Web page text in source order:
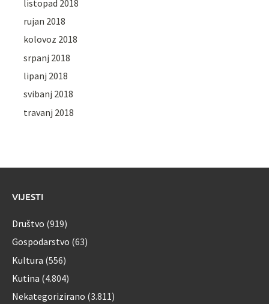
listopad 2018
rujan 2018
kolovoz 2018
srpanj 2018
lipanj 2018
svibanj 2018
travanj 2018
VIJESTI
Društvo (919)
Gospodarstvo (63)
Kultura (556)
Kutina (4.804)
Nekategorizirano (3.811)